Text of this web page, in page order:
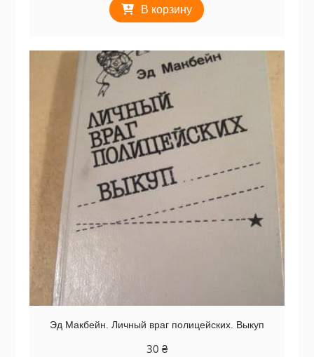
В корзину
Эд Макбейн. Личный враг полицейских. Выкуп
30 ₴